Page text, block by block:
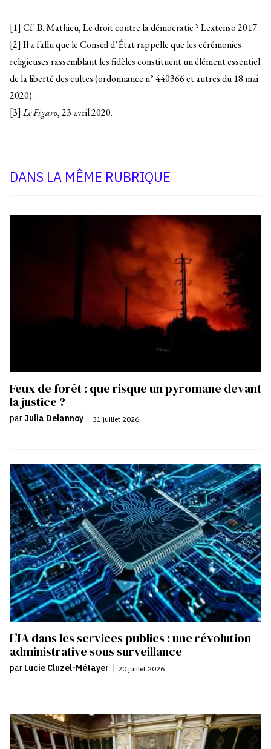
[1] Cf. B. Mathieu, Le droit contre la démocratie ? Lextenso 2017.
[2] Il a fallu que le Conseil d’État rappelle que les cérémonies
religieuses rassemblant les fidèles constituent un élément essentiel
de la liberté des cultes (ordonnance n° 440366 et autres du 18 mai
2020).
[3] Le Figaro, 23 avril 2020.
DANS LA MÊME RUBRIQUE
Feux de forêt : que risque un pyromane devant
la justice ?
par Julia Delannoy | 31 juillet 2026
L’IA dans les services publics : une révolution
administrative sous surveillance
par Lucie Cluzel-Métayer | 20 juillet 2026